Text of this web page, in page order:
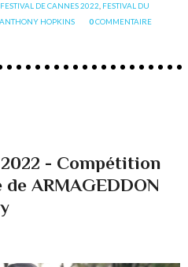
FESTIVAL DE CANNES 2022 FESTIVAL DU
ANTHONY HOPKINS 0COMMENTAIRE
- Compétition
ARMAGEDDON